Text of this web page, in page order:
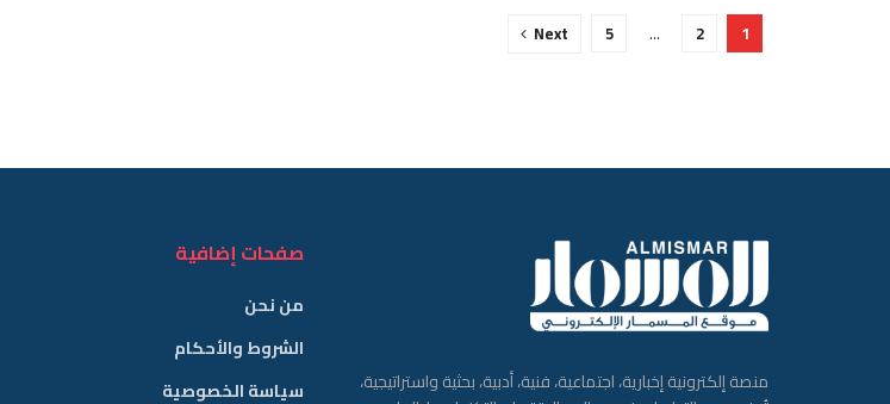
1
2
…
5
Next
منصة إلكترونية إخبارية، اجتماعية، فنية، أدبية، بحثية واستراتيجية،
صفحات إضافية
من نحن
الشروط والأحكام
سياسة الخصوصية